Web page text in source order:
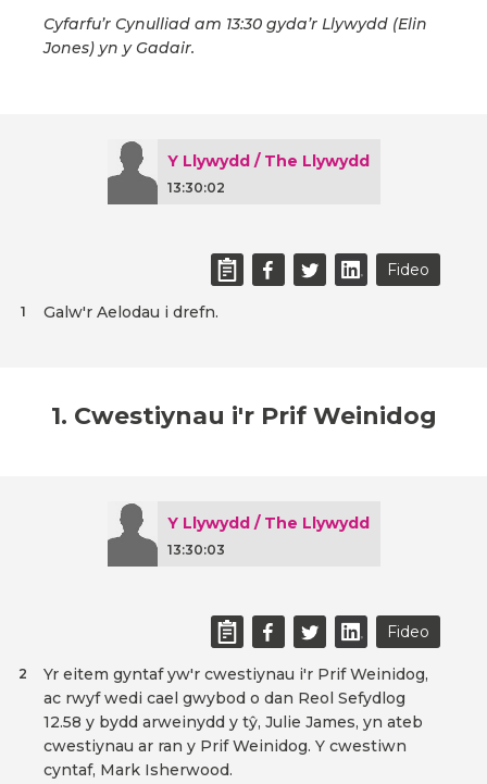
Cyfarfu’r Cynulliad am 13:30 gyda’r Llywydd (Elin
Jones) yn y Gadair.
Y Llywydd / The Llywydd
13:30:02
Fideo
Galw'r Aelodau i drefn.
1
1. Cwestiynau i'r Prif Weinidog
Y Llywydd / The Llywydd
13:30:03
Fideo
Yr eitem gyntaf yw'r cwestiynau i'r Prif Weinidog,
ac rwyf wedi cael gwybod o dan Reol Sefydlog
12.58 y bydd arweinydd y tŷ, Julie James, yn ateb
cwestiynau ar ran y Prif Weinidog. Y cwestiwn
cyntaf, Mark Isherwood.
2